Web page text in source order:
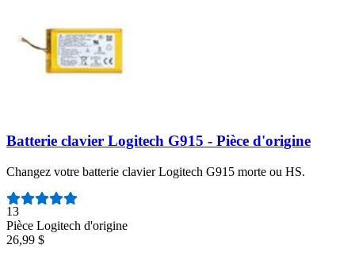
Batterie clavier Logitech G915 - Pièce d'origine
Changez votre batterie clavier Logitech G915 morte ou HS.
Nombre d'avis :
13
Pièce Logitech d'origine
26,99 $